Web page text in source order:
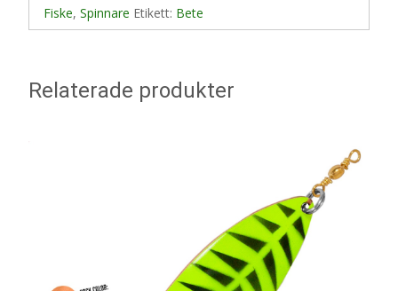
Fiske, Spinnare Etikett: Bete
Relaterade produkter